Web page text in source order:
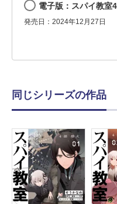
電子版：スパイ教室
発売日：2024年12月27日
同じシリーズの作品